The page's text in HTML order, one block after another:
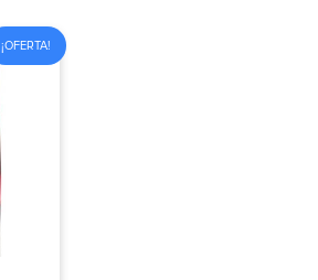
¡OFERTA!